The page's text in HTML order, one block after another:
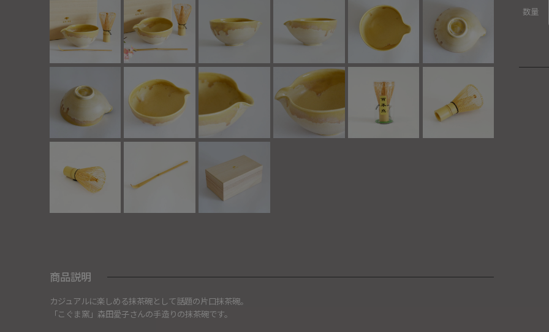
商品説明
カジュアルに楽しめる抹茶碗として話題の片口抹茶碗。
「こぐま窯」森田愛子さんの手造りの抹茶碗です。
数量